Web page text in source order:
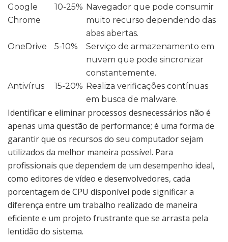
Google
Chrome
10-25% Navegador que pode consumir
muito recurso dependendo das
abas abertas.
OneDrive
5-10%
Serviço de armazenamento em
nuvem que pode sincronizar
constantemente.
Antivírus
15-20% Realiza verificações contínuas
em busca de malware.
Identificar e eliminar processos desnecessários não é
apenas uma questão de performance; é uma forma de
garantir que os recursos do seu computador sejam
utilizados da melhor maneira possível. Para
profissionais que dependem de um desempenho ideal,
como editores de vídeo e desenvolvedores, cada
porcentagem de CPU disponível pode significar a
diferença entre um trabalho realizado de maneira
eficiente e um projeto frustrante que se arrasta pela
lentidão do sistema.